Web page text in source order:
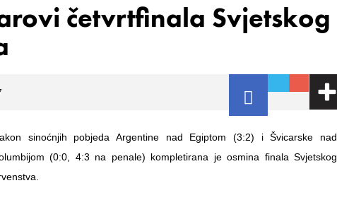
četvrtfinala Svjetskog
sinoćnjih pobjeda Argentine nad Egiptom (3:2) i Švicarske nad
(0:0, 4:3 na penale) kompletirana je osmina finala Svjetskog